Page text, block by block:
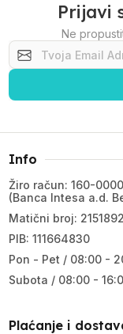
Prijavi
Ne
Info
Žiro račun: 160-
(Banca Intesa a.d.
Matični broj:
PIB: 111664830
Pon - Pet / 08:00 -
Subota / 08:00 -
Plaćanje i